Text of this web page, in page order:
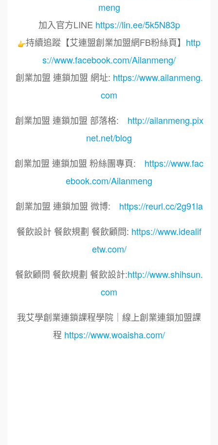
meng
加入官方LINE https://lin.ee/5k5N83p
持續追蹤【艾連盟創業加盟網FB粉絲頁】 http
s://www.facebook.com/Ailanmeng/
創業加盟 連鎖加盟 網址: https://www.ailanmeng.
com
創業加盟 連鎖加盟 部落格: http://ailanmeng.pix
net.net/blog
創業加盟 連鎖加盟 粉絲團專頁: https://www.fac
ebook.com/Ailanmeng
創業加盟 連鎖加盟 微博: https://reurl.cc/2g91la
餐飲設計 餐飲規劃 餐飲顧問: https://www.idealif
etw.com/
餐飲顧問 餐飲規劃 餐飲設計:http://www.shihsun.
com
我艾學創業連鎖課程學院｜線上創業連鎖加盟課
程 https://www.woaisha.com/